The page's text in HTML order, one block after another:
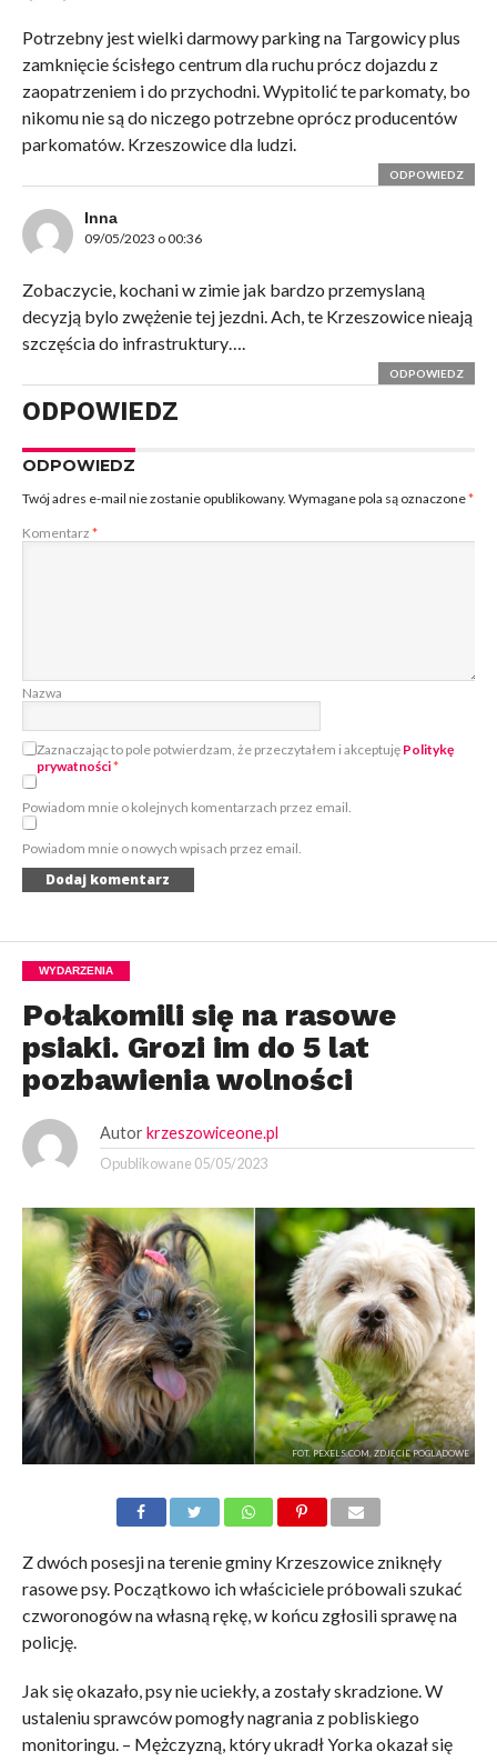
Potrzebny jest wielki darmowy parking na Targowicy plus
zamknięcie ścisłego centrum dla ruchu prócz dojazdu z
zaopatrzeniem i do przychodni. Wypitolić te parkomaty, bo
nikomu nie są do niczego potrzebne oprócz producentów
parkomatów. Krzeszowice dla ludzi.
ODPOWIEDZ
Inna
09/05/2023 o 00:36
Zobaczycie, kochani w zimie jak bardzo przemyslaną
decyzją bylo zwężenie tej jezdni. Ach, te Krzeszowice nieają
szczęścia do infrastruktury….
ODPOWIEDZ
ODPOWIEDZ
ODPOWIEDZ
Twój adres e-mail nie zostanie opublikowany. Wymagane pola są oznaczone*
Komentarz *
Nazwa
Zaznaczając to pole potwierdzam, że przeczytałem i akceptuję Politykę
prywatności*
Powiadom mnie o kolejnych komentarzach przez email.
Powiadom mnie o nowych wpisach przez email.
WYDARZENIA
Połakomili się na rasowe
psiaki. Grozi im do 5 lat
pozbawienia wolności
Autor krzeszowiceone.pl
Opublikowane 05/05/2023
FOT. PEXELS.COM, ZDJĘCIE POGLĄDOWE
Z dwóch posesji na terenie gminy Krzeszowice zniknęły
rasowe psy. Początkowo ich właściciele próbowali szukać
czworonogów na własną rękę, w końcu zgłosili sprawę na
policję.
Jak się okazało, psy nie uciekły, a zostały skradzione. W
ustaleniu sprawców pomogły nagrania z pobliskiego
monitoringu. – Mężczyzną, który ukradł Yorka okazał się